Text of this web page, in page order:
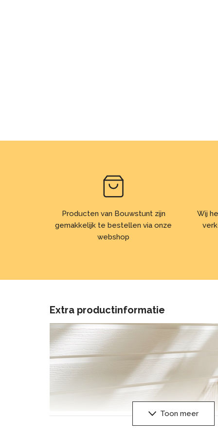
Producten van Bouwstunt zijn
gemakkelijk te bestellen via onze
webshop
Wij
Extra productinformatie
Toon meer